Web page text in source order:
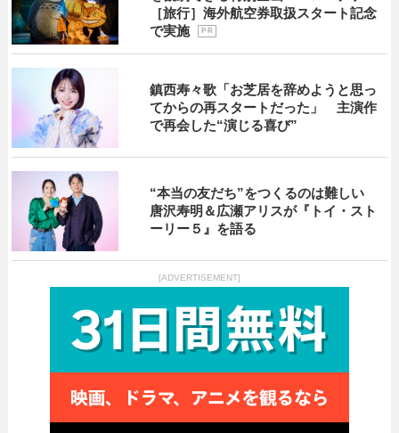
［旅行］海外航空券取扱スタート記念
で実施
P R
鎮西寿々歌「お芝居を辞めようと思っ
てからの再スタートだった」 主演作
で再会した“演じる喜び”
“本当の友だち”をつくるのは難しい
唐沢寿明＆広瀬アリスが『トイ・スト
ーリー５』を語る
[ADVERTISEMENT]